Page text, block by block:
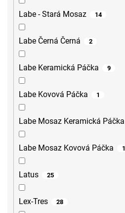
Labe - Stará Mosaz 14
Labe Černá Černá 2
Labe Keramická Páčka 9
Labe Kovová Páčka 1
Labe Mosaz Keramická Páčka
Labe Mosaz Kovová Páčka 1
Latus 25
Lex-Tres 28